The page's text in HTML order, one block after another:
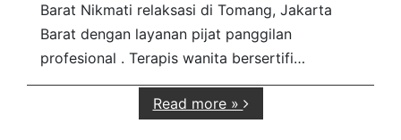
Barat Nikmati relaksasi di Tomang, Jakarta
Barat dengan layanan pijat panggilan
profesional . Terapis wanita bersertifi…
Read more »